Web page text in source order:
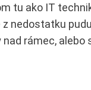
tu ako IT
nedostatku
rámec,